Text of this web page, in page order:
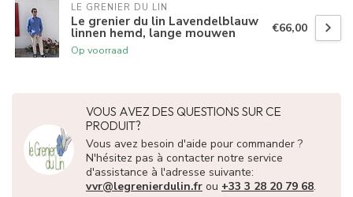
LE GRENIER DU LIN
Le grenier du lin Lavendelblauw
linnen hemd, lange mouwen
Op voorraad
€66,00
VOUS AVEZ DES QUESTIONS SUR CE
PRODUIT?
Vous avez besoin d'aide pour commander ?
N'hésitez pas à contacter notre service
d'assistance à l'adresse suivante:
vvr@legrenierdulin.fr ou +33 3 28 20 79 68.